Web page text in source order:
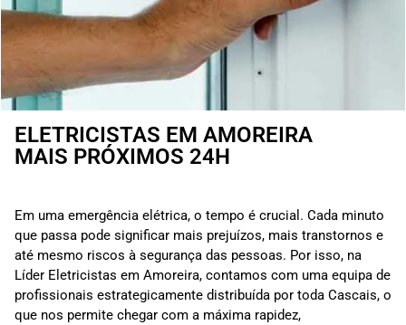
ELETRICISTAS EM AMOREIRA
MAIS PRÓXIMOS 24H
Em uma emergência elétrica, o tempo é crucial. Cada minuto
que passa pode significar mais prejuízos, mais transtornos e
até mesmo riscos à segurança das pessoas. Por isso, na
Líder Eletricistas em Amoreira, contamos com uma equipa de
profissionais estrategicamente distribuída por toda Cascais, o
que nos permite chegar com a máxima rapidez,